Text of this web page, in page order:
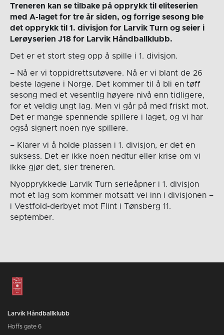
Treneren kan se tilbake på opprykk til eliteserien
med A-laget for tre år siden, og forrige sesong ble
det opprykk til 1. divisjon for Larvik Turn og seier i
Lerøyserien J18 for Larvik Håndballklubb.
Det er et stort steg opp å spille i 1. divisjon.
– Nå er vi toppidrettsutøvere. Nå er vi blant de 26
beste lagene i Norge. Det kommer til å bli en tøff
sesong med et vesentlig høyere nivå enn tidligere,
for et veldig ungt lag. Men vi går på med friskt mot.
Det er mange spennende spillere i laget, og vi har
også signert noen nye spillere.
– Klarer vi å holde plassen i 1. divisjon, er det en
suksess. Det er ikke noen nedtur eller krise om vi
ikke gjør det, sier treneren.
Nyopprykkede Larvik Turn serieåpner i 1. divisjon
mot et lag som kommer motsatt vei inn i divisjonen –
i Vestfold-derbyet mot Flint i Tønsberg 11.
september.
Larvik Håndballklubb
Hoffs gate 6